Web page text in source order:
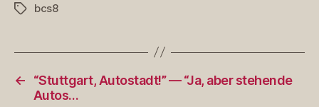
Schlagwörter
bcs8
←
“Stuttgart, Autostadt!” — “Ja, aber stehende
Autos…